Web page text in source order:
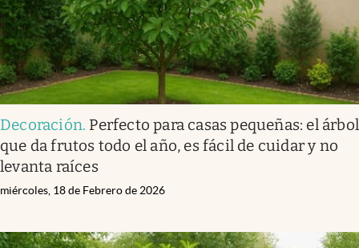
Decoración. Perfecto para casas pequeñas: el árbol
que da frutos todo el año, es fácil de cuidar y no
levanta raíces
miércoles, 18 de Febrero de 2026